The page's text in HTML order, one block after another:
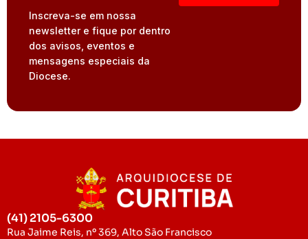
Inscreva-se em nossa
newsletter e fique por dentro
dos avisos, eventos e
mensagens especiais da
Diocese.
(41) 2105-6300
Rua Jaime Reis, nº 369, Alto São Francisco